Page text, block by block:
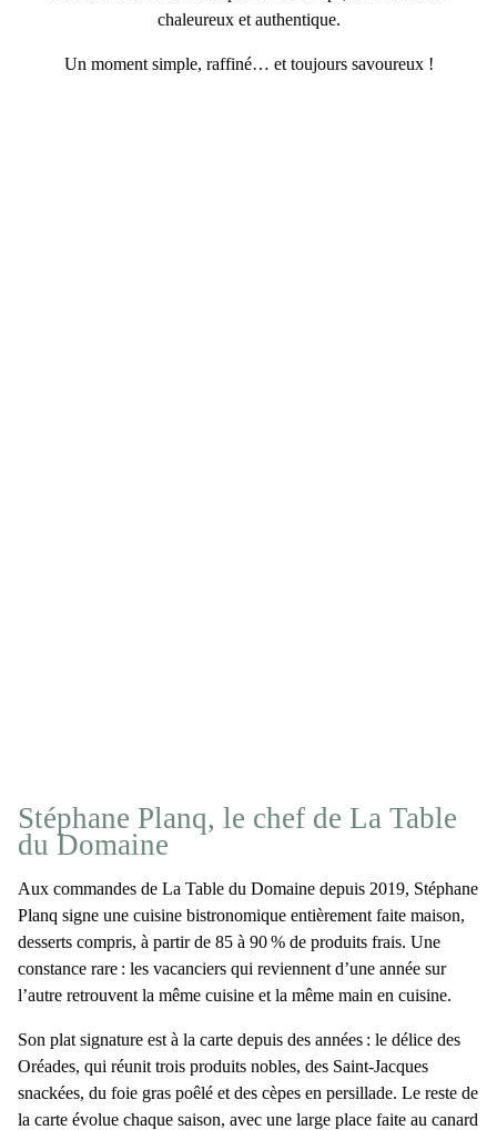
chaleureux et authentique.
Un moment simple, raffiné… et toujours savoureux!
Stéphane Planq, le chef de La Table
du Domaine
Aux commandes de La Table du Domaine depuis 2019, Stéphane
Planq signe une cuisine bistronomique entièrement faite maison,
desserts compris, à partir de 85 à 90 % de produits frais. Une
constance rare : les vacanciers qui reviennent d’une année sur
l’autre retrouvent la même cuisine et la même main en cuisine.
Son plat signature est à la carte depuis des années : le délice des
Oréades, qui réunit trois produits nobles, des Saint-Jacques
snackées, du foie gras poêlé et des cèpes en persillade. Le reste de
la carte évolue chaque saison, avec une large place faite au canard